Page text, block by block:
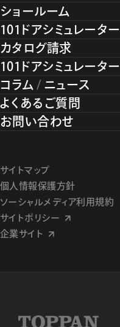
ショールーム
101ドアシミュレーター
カタログ請求
101ドアシミュレーター
コラム / ニュース
よくあるご質問
お問い合わせ
サイトマップ
個人情報保護方針
ソーシャルメディア利用規約
サイトポリシー
企業サイト